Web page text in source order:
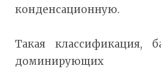
конденсационную.
Такая классификация,
доминирующих